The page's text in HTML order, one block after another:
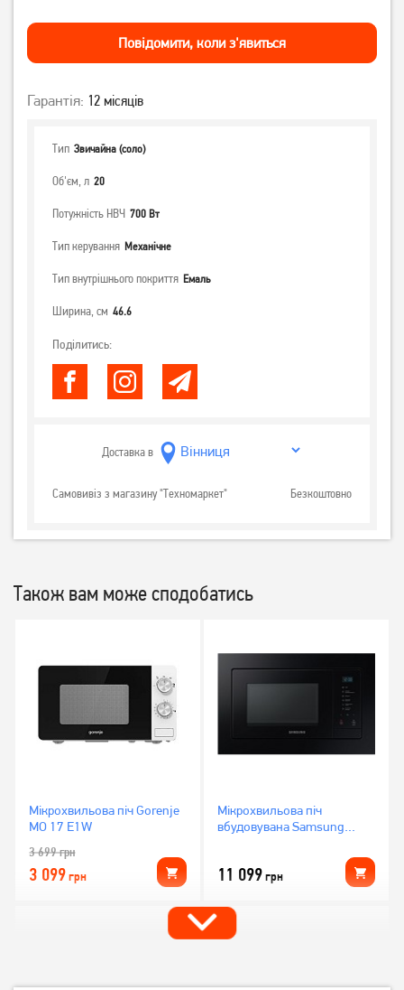
Повiдомити, коли з'явиться
Гарантія: 12 місяців
Тип Звичайна (соло)
Об'єм, л 20
Потужність НВЧ 700 Вт
Тип керування Механічне
Тип внутрішнього покриття Емаль
Ширина, см 46.6
Поділитись:
Доставка в
Самовивіз з магазину "Техномаркет" Безкоштовно
Також вам може сподобатись
Мікрохвильова піч Gorenje
MO 17 E1W
3 699грн
3 099грн
Мікрохвильова піч
вбудовувана Samsung
11 099грн